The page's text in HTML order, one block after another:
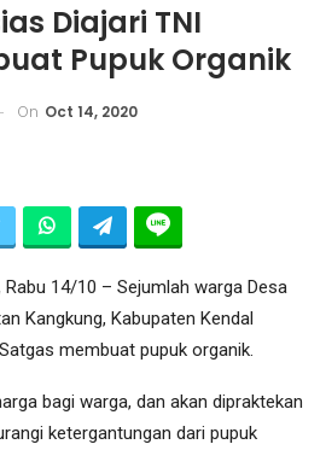
Diajari TNI
Pupuk Organik
On Oct 14, 2020
Rabu 14/10 – Sejumlah warga Desa
Kangkung, Kabupaten Kendal
membuat pupuk organik.
bagi warga, dan akan dipraktekan
ketergantungan dari pupuk